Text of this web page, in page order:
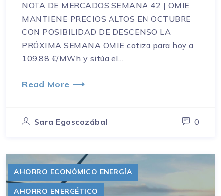
NOTA DE MERCADOS SEMANA 42 | OMIE
MANTIENE PRECIOS ALTOS EN OCTUBRE
CON POSIBILIDAD DE DESCENSO LA
PRÓXIMA SEMANA OMIE cotiza para hoy a
109,88 €/MWh y sitúa el...
Read More ⟶
Sara Egoscozábal 0
AHORRO ECONÓMICO ENERGÍA
AHORRO ENERGÉTICO